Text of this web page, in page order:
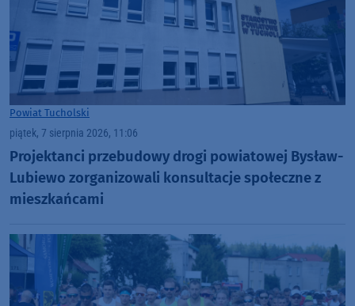
Powiat Tucholski
piątek, 7 sierpnia 2026, 11:06
Projektanci przebudowy drogi powiatowej Bysław-
Lubiewo zorganizowali konsultacje społeczne z
mieszkańcami